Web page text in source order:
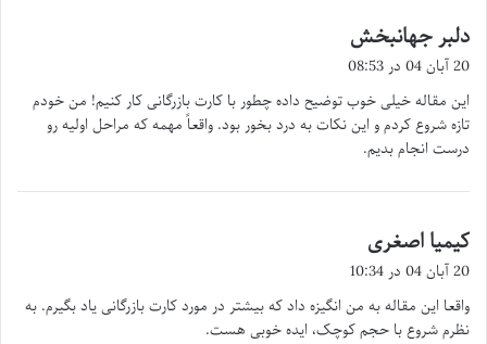
دلبر جهانبخش
ف
:
20 آبان 04 در 08:53
این مقاله خیلی خوب توضیح داده چطور با کارت بازرگانی کار کنیم! من خودم
تازه شروع کردم و این نکات به درد بخور بود. واقعاً مهمه که مراحل اولیه رو
درست انجام بدیم.
کیمیا اصغری
ف
20 آبان 04 در 10:34
واقعا این مقاله به من انگیزه داد که بیشتر در مورد کارت بازرگانی یاد بگیرم. به
نظرم شروع با حجم کوچک، ایده خوبی هست.